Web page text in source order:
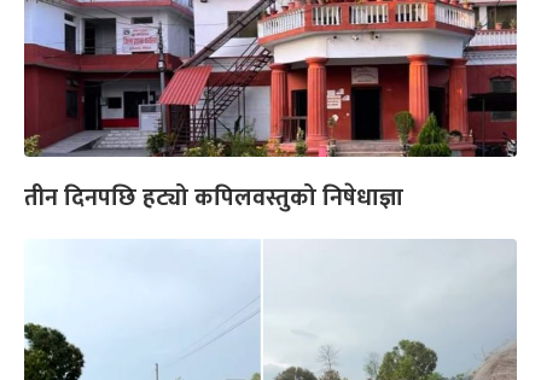
तीन दिनपछि हट्यो कपिलवस्तुको निषेधाज्ञा